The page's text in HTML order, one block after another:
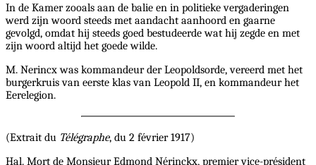
In de Kamer zooals aan de balie en in politieke vergaderingen
werd zijn woord steeds met aandacht aanhoord en gaarne
gevolgd, omdat hij steeds goed bestudeerde wat hij zegde en met
zijn woord altijd het goede wilde.
M. Nerincx was kommandeur der Leopoldsorde, vereerd met het
burgerkruis van eerste klas van Leopold II, en kommandeur het
Eerelegion.
(Extrait du Télégraphe, du 2 février 1917)
Hal. Mort de Monsieur Edmond Nérinckx, premier vice-président